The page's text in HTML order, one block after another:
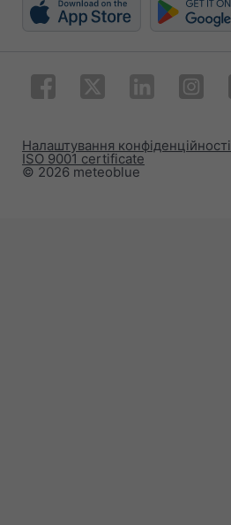
© 2026 meteoblue
ISO 9001 certificate
Налаштування конфіденційності